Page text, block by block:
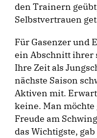
den Trainern
Selbstvertrauen
Für Gasenzer und
ein Abschnitt ihrer
Ihre Zeit als
nächste Saison
Aktiven mit.
keine. Man
Freude am
das Wichtigste,